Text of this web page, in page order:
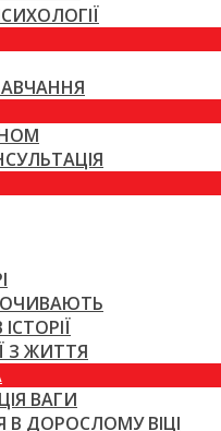
З ЖИТТЯ
ВАГИ
ДОРОСЛОМУ ВІЦІ